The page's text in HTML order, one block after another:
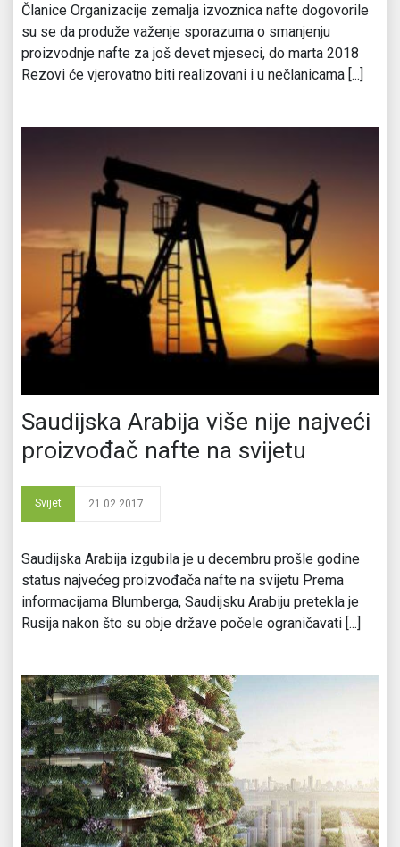
Članice Organizacije zemalja izvoznica nafte dogovorile
su se da produže važenje sporazuma o smanjenju
proizvodnje nafte za još devet mjeseci, do marta 2018
Rezovi će vjerovatno biti realizovani i u nečlanicama [...]
Saudijska Arabija više nije najveći
proizvođač nafte na svijetu
Svijet 21.02.2017.
Saudijska Arabija izgubila je u decembru prošle godine
status najvećeg proizvođača nafte na svijetu Prema
informacijama Blumberga, Saudijsku Arabiju pretekla je
Rusija nakon što su obje države počele ograničavati [...]